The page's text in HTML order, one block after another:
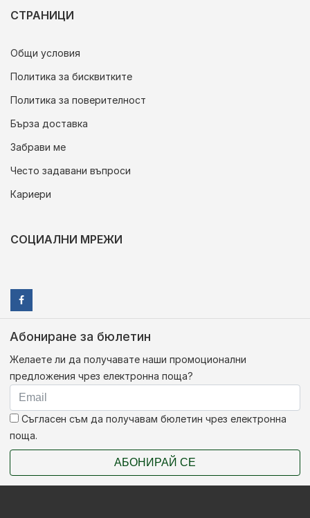
СТРАНИЦИ
Общи условия
Политика за бисквитките
Политика за поверителност
Бърза доставка
Забрави ме
Често задавани въпроси
Кариери
СОЦИАЛНИ МРЕЖИ
Абониране за бюлетин
Желаете ли да получавате наши промоционални
предложения чрез електронна поща?
Съгласен съм да получавам бюлетин чрез електронна
поща.
АБОНИРАЙ СЕ